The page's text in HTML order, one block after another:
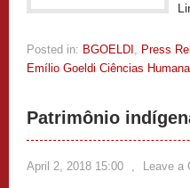
Posted in: BGOELDI , Press
Emílio Goeldi Ciências
Patrimônio
April 2, 2018 15:00 , Leave a